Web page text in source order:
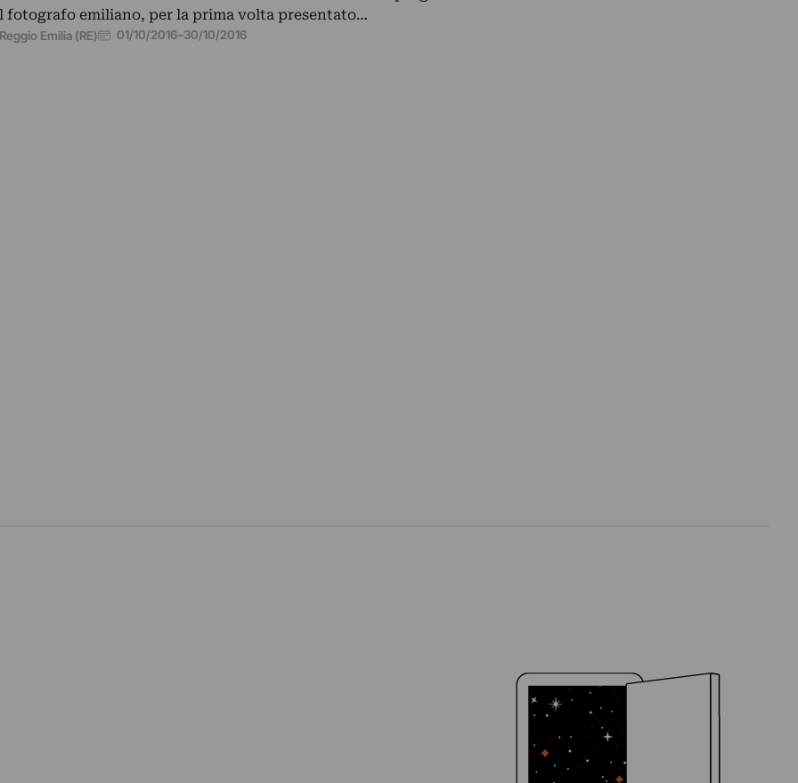
fotografo emiliano, per la prima volta presentato…
Reggio Emilia (RE) 01/10/2016–30/10/2016